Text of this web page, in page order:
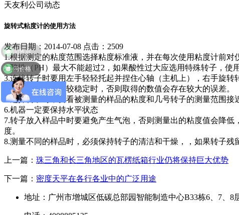
天友利公司动态
旋转式粘度计的使用方法
发布日期：2014-07-08 点击：2509
1.根据测定的粘度范围选择粘度标准液，并在每次使用粘度计前对
2.酸性（PH）最大不能超过2，如果酸性过大应选用特殊转子，使
3.连接转子时要用左手轻轻托起并捏住心轴（主机上），右手旋
4.取值要在数值比较稳定时，否则取得的数值会存在较大的误差。
5.选择转子时，要看被测量的样品的粘度和几号转子的测量范围接
6.机器一定要保持水平状态
7.转子放入样品中时要避免产生气泡，否则测量出的粘度值会降
度。
8.测量不同的样品时，必须保持转子的清洁和干燥，，如果转子残
上一篇： 珠三角和长三角地区的瓦楞纸箱行业仍将保持巨大优势
下一篇： 密度天平在各行各业中的广泛用途
地址：广州市增城区低碳总部园智能制造中心B33栋6、7、8
问价格
问售后